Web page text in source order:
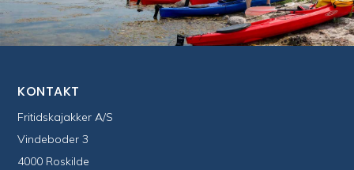
KONTAKT
Fritidskajakker A/S
Vindeboder 3
4000 Roskilde